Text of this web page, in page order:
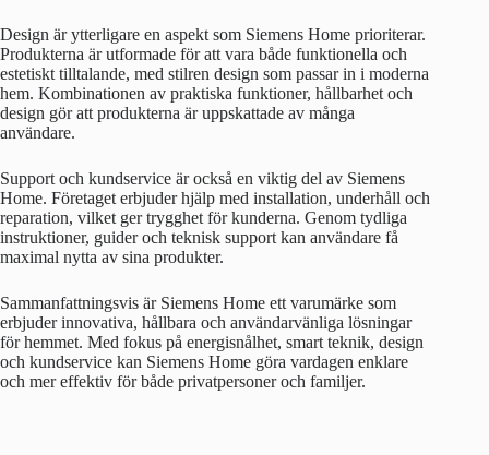
Design är ytterligare en aspekt som Siemens Home prioriterar.
Produkterna är utformade för att vara både funktionella och
estetiskt tilltalande, med stilren design som passar in i moderna
hem. Kombinationen av praktiska funktioner, hållbarhet och
design gör att produkterna är uppskattade av många
användare.
Support och kundservice är också en viktig del av Siemens
Home. Företaget erbjuder hjälp med installation, underhåll och
reparation, vilket ger trygghet för kunderna. Genom tydliga
instruktioner, guider och teknisk support kan användare få
maximal nytta av sina produkter.
Sammanfattningsvis är Siemens Home ett varumärke som
erbjuder innovativa, hållbara och användarvänliga lösningar
för hemmet. Med fokus på energisnålhet, smart teknik, design
och kundservice kan Siemens Home göra vardagen enklare
och mer effektiv för både privatpersoner och familjer.